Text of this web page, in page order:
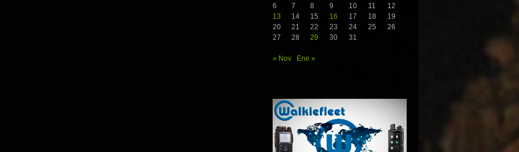
6
7 8 9 10 11
12
13
14 15 16 17 18
19
20
21 22 23 24 25
26
27
28 29 30 31
« Nov Ene »